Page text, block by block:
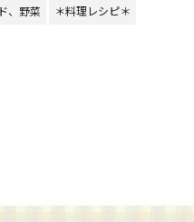
、野菜 ＊料理レシピ＊